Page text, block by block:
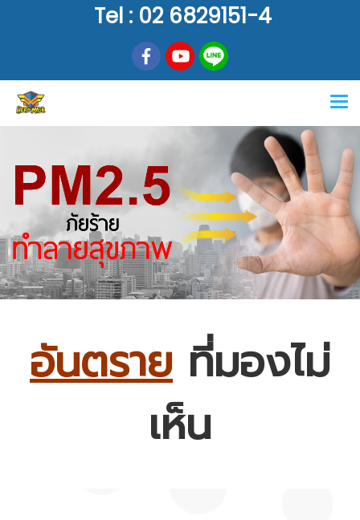
Tel : 02 6829151-4
อันตราย ที่มองไม่
เห็น